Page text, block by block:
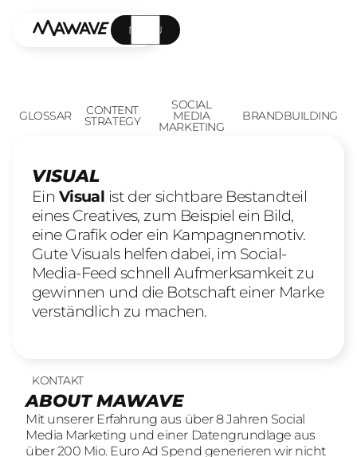
MENÜ
GLOSSAR CONTENT
STRATEGY
SOCIAL
MEDIA
MARKETING
BRANDBUILDING
VISUAL
Ein Visual ist der sichtbare Bestandteil
eines Creatives, zum Beispiel ein Bild,
eine Grafik oder ein Kampagnenmotiv.
Gute Visuals helfen dabei, im Social-
Media-Feed schnell Aufmerksamkeit zu
gewinnen und die Botschaft einer Marke
verständlich zu machen.
KONTAKT
ABOUT MAWAVE
Mit unserer Erfahrung aus über 8 Jahren Social
Media Marketing und einer Datengrundlage aus
über 200 Mio. Euro Ad Spend generieren wir nicht
UNSERE LEISTUNGEN
SOCIAL LEAD AGENTUR
Mit unserer Erfahrung aus über 8 Jahren Social
Media Marketing und einer Datengrundlage aus
über 200 Mio. Euro Ad Spend generieren wir nicht
22 offene Stellen
KOMM INS
TEAM
Wir sind auf der Suche nach motivierten und